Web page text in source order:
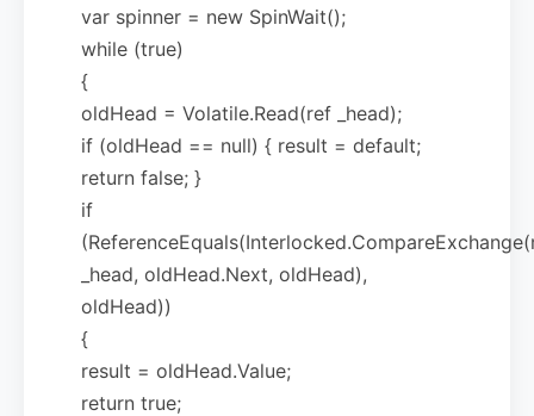
var spinner = new SpinWait();
while (true)
{
oldHead = Volatile.Read(ref _head);
if (oldHead == null) { result = default;
return false; }
if
_head, oldHead.Next, oldHead),
oldHead))
{
result = oldHead.Value;
return true;